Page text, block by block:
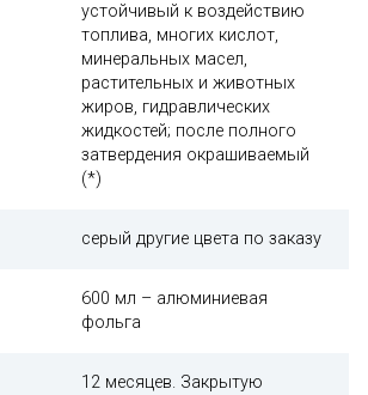
устойчивый к воздействию
топлива, многих кислот,
минеральных масел,
растительных и животных
жиров, гидравлических
жидкостей; после полного
затвердения окрашиваемый
(*)
серый другие цвета по заказу
600 мл – алюминиевая
фольга
12 месяцев. Закрытую